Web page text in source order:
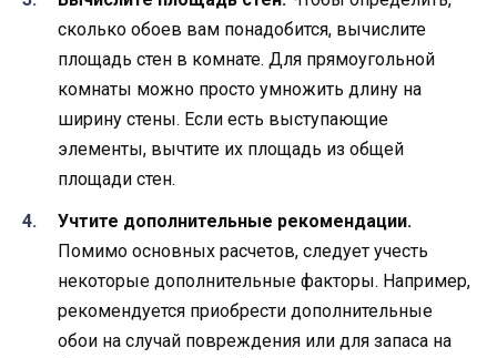
сколько обоев вам понадобится, вычислите
площадь стен в комнате. Для прямоугольной
комнаты можно просто умножить длину на
ширину стены. Если есть выступающие
элементы, вычтите их площадь из общей
площади стен.
Учтите дополнительные рекомендации.
Помимо основных расчетов, следует учесть
некоторые дополнительные факторы. Например,
рекомендуется приобрести дополнительные
обои на случай повреждения или для запаса на